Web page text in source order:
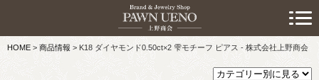
HOME > 商品情報> K18 ダイヤモンド0.50ct×2 雫モチーフ ピアス - 株式会社上野商会
> 初めての方へ
> 預けたい方